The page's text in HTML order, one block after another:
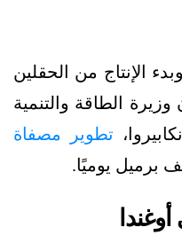
الإنتاج من الحقلين
وزيرة الطاقة والتنمية
تطوير مصفاة